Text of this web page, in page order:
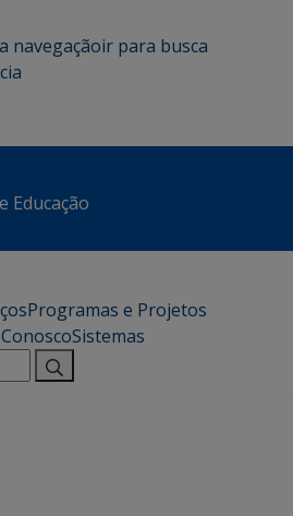
navegaçãoir para busca
Educação
Programas e Projetos
Sistemas